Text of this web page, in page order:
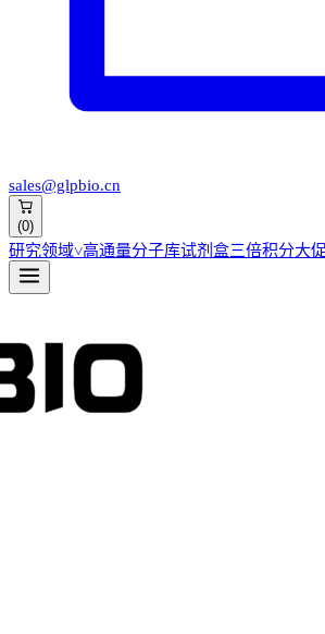
sales@glpbio.cn
(0)
研究领域˅高通量分子库试剂盒三倍积分大促